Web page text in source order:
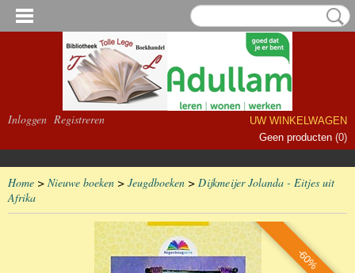
Inloggen Registreren
UW WINKELWAGEN
Geen producten (0)
Home > Nieuwe boeken > Jeugdboeken > Dijkmeijer Jolanda - Eitjes uit
Afrika
-60%